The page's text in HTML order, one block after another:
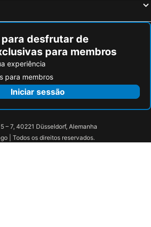
desfrutar de
para membros
experiência
para membros
Iniciar sessão
– 7, 40221 Düsseldorf, Alemanha
| Todos os direitos reservados.